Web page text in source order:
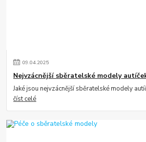
09.04.2025
Nejvzácnější sběratelské modely
Jaké jsou nejvzácnější sběratelské modely
číst celé